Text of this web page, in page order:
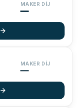
MAKER DÍJ
—
MAKER DÍJ
—